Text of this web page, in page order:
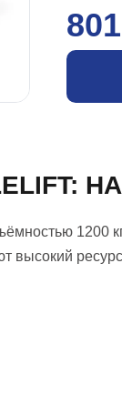
1200
высокий